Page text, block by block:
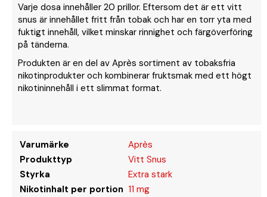
Varje dosa innehåller 20 prillor. Eftersom det är ett vitt
snus är innehållet fritt från tobak och har en torr yta med
fuktigt innehåll, vilket minskar rinnighet och färgöverföring
på tänderna.
Produkten är en del av Après sortiment av tobaksfria
nikotinprodukter och kombinerar fruktsmak med ett högt
nikotininnehåll i ett slimmat format.
Varumärke
Après
Produkttyp
Vitt Snus
Styrka
Extra stark
Nikotinhalt per portion 11 mg